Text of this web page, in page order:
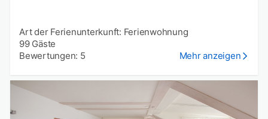
Art der Ferienunterkunft: Ferienwohnung
99 Gäste
Bewertungen: 5
Mehr anzeigen